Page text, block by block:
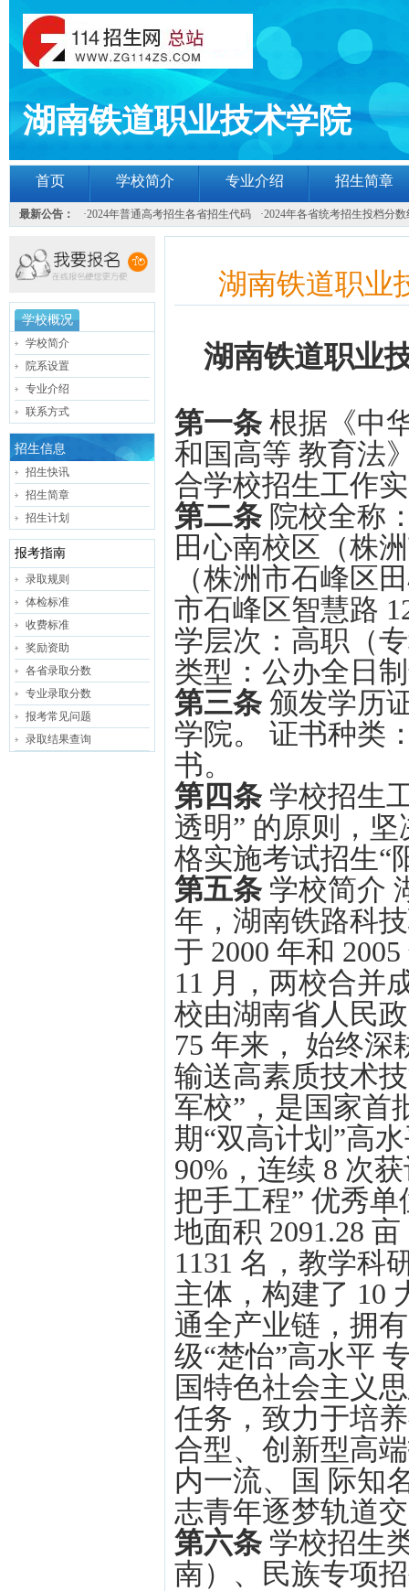
湖南铁道职业技术学院
首页 学校简介 专业介绍 招生简章
最新公告： ·2024年普通高考招生各省招生代码 ·2024年各省统考招生投档分数
学校概况
学校简介
院系设置
专业介绍
联系方式
招生信息
招生快讯
招生简章
招生计划
报考指南
录取规则
体检标准
收费标准
奖励资助
各省录取分数
专业录取分数
报考常见问题
录取结果查询
湖南铁道职业
湖南铁道职业
第一条根据《中
和国高等 教育法
合学校招生工作
第二条 院校全称
田心南校区（株
（株洲市石峰区
市石峰区智慧路
学层次：高职（
类型：公办全日
第三条颁发学历
学院。 证书种类
书。
第四条 学校招生
透明” 的原则，
格实施考试招生“
第五条 学校简介
年，湖南铁路科
于 2000 年和
11 月，两校合并
校由湖南省人民
75 年来， 始终
输送高素质技术
军校”，是国家首
期“双高计划”高
90%，连续 8 次
把手工程” 优秀
地面积 2091.28
1131 名，教学科
主体，构建了 10
通全产业链，拥
级“楚怡”高水平
国特色社会主义
任务，致力于培
合型、创新型高
内一流、国 际知
志青年逐梦轨道
第六条 学校招生
南）、民族专项